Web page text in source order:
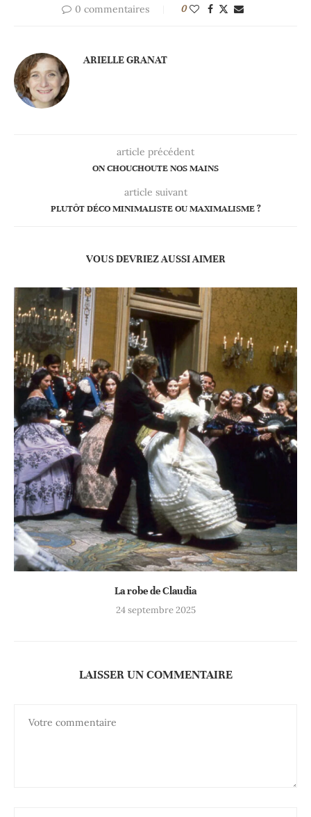
0 commentaires 0
ARIELLE GRANAT
article précédent
ON CHOUCHOUTE NOS MAINS
article suivant
PLUTÔT DÉCO MINIMALISTE OU MAXIMALISME ?
VOUS DEVRIEZ AUSSI AIMER
La robe de Claudia
24 septembre 2025
LAISSER UN COMMENTAIRE